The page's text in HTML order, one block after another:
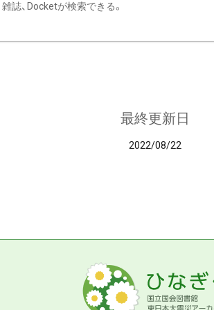
雑誌、Docketが検索できる。
最終更新日
2022/08/22